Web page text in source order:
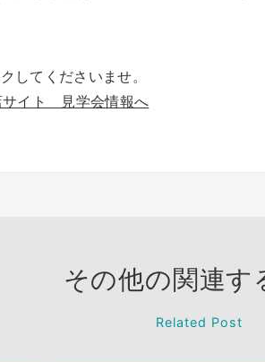
してくださいませ。
サイト 見学会情報へ
その他の関連す
Related Post